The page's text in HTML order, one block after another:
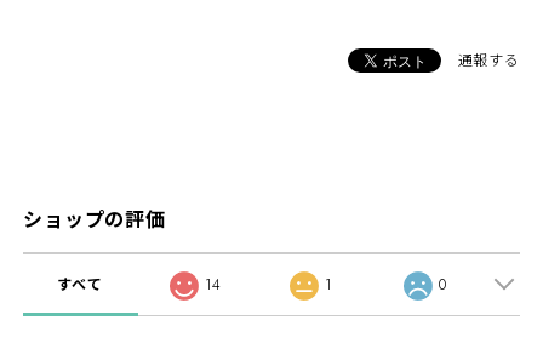
通報する
ショップの評価
すべて 14 1 0